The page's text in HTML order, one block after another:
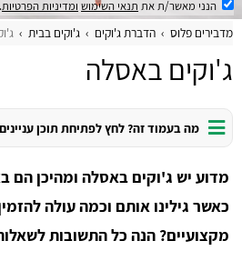
הנני מאשר/ת את תנאי השימוש ומדיניות הפרטיות.
מדבירים פלוס הדברת ג'וקים ג'וקים בבית
ג'וקים באסלה
מה בעמוד זה? לחץ לפתיחת תוכן עניינים
מדוע יש ג'וקים באסלה ומהיכן
כאשר גילינו אותם וכמה עולה
מקצועיים? הנה כל התשובות